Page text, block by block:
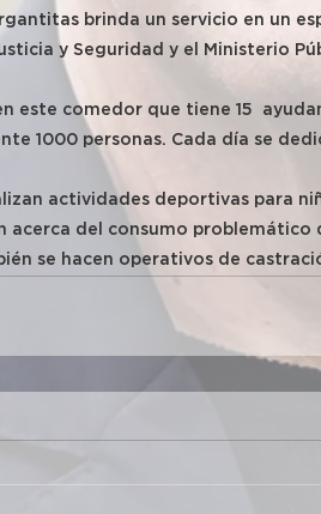
brinda un servicio en un
y Seguridad y el Ministerio
este comedor que tiene 15
1000 personas. Cada día se
actividades deportivas para
acerca del consumo problemático
se hacen operativos de